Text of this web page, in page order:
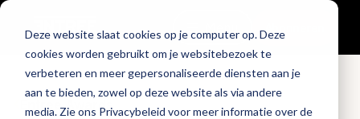
Deze website slaat cookies op je computer op. Deze
cookies worden gebruikt om je websitebezoek te
verbeteren en meer gepersonaliseerde diensten aan je
aan te bieden, zowel op deze website als via andere
media. Zie ons Privacybeleid voor meer informatie over de
Menu Abonneren
Entree Awards